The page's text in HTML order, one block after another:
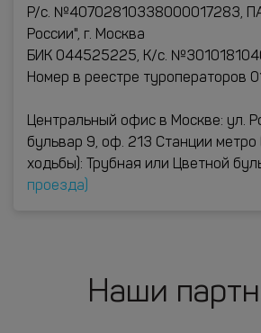
Р/с. №40702810338000017283,
России", г. Москва
БИК 044525225, К/с.
Номер в реестре туроператоров
Центральный офис в Москве: ул.
бульвар 9, оф. 213 Станции метро
ходьбы): Трубная или Цветной
проезда)
Наши